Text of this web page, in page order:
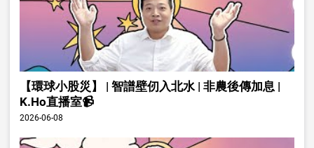
【環球小股災】 | 智譜壁仞入北水 | 非農後傳加息 |
K.Ho直播室📹
2026-06-08